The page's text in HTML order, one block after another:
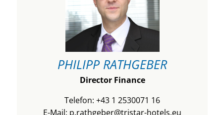
PHILIPP RATHGEBER
Director Finance
Telefon: +43 1 2530071 16
E-Mail: p.rathgeber@tristar-hotels.eu